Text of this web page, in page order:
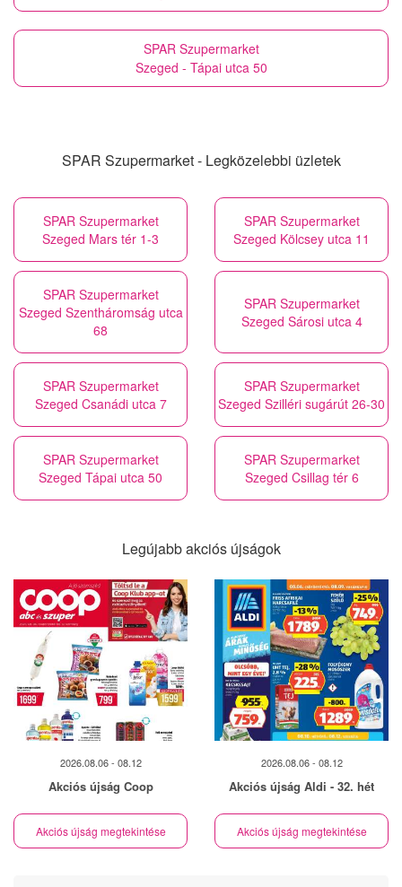
SPAR Szupermarket
Szeged - Tápai utca 50
SPAR Szupermarket - Legközelebbi üzletek
SPAR Szupermarket
Szeged Mars tér 1-3
SPAR Szupermarket
Szeged Kölcsey utca 11
SPAR Szupermarket
Szeged Szentháromság utca
68
SPAR Szupermarket
Szeged Sárosi utca 4
SPAR Szupermarket
Szeged Csanádi utca 7
SPAR Szupermarket
Szeged Szilléri sugárút 26-30
SPAR Szupermarket
Szeged Tápai utca 50
SPAR Szupermarket
Szeged Csillag tér 6
Legújabb akciós újságok
2026.08.06 - 08.12
Akciós újság Coop
Akciós újság megtekintése
2026.08.06 - 08.12
Akciós újság Aldi - 32. hét
Akciós újság megtekintése